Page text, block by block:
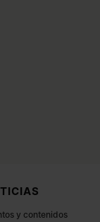
y contenidos